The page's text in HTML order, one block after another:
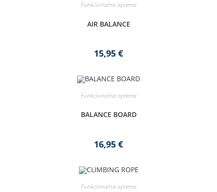
Funkcionalna oprema
AIR BALANCE
15,95 €
Funkcionalna oprema
BALANCE BOARD
16,95 €
Funkcionalna oprema